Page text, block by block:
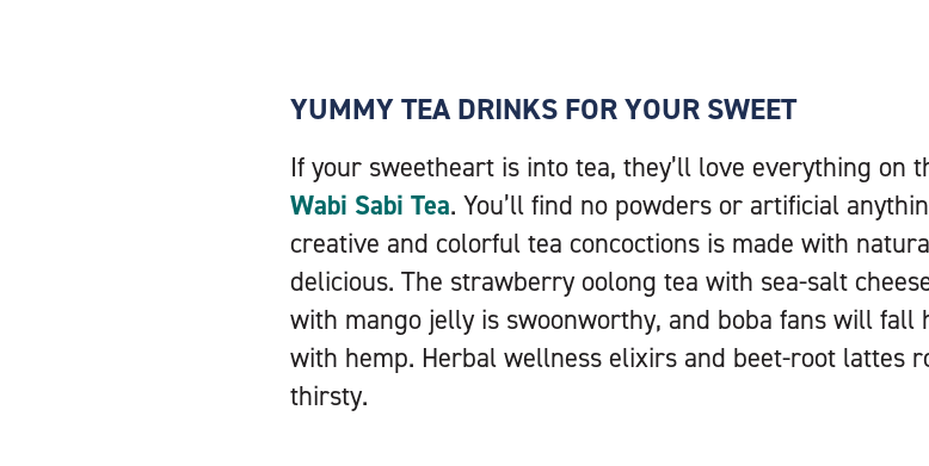
YUMMY TEA DRINKS FOR YOUR SWEET
If your sweetheart is into tea, they’ll love everything on
Wabi Sabi Tea. You’ll find no powders or artificial
creative and colorful tea concoctions is made with
delicious. The strawberry oolong tea with sea-salt
with mango jelly is swoonworthy, and boba fans will
with hemp. Herbal wellness elixirs and beet-root lattes
thirsty.